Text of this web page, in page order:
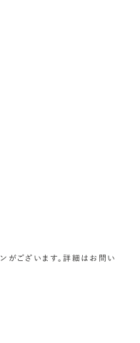
がございます。詳細はお問い